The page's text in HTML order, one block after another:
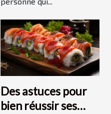
Des astuces pour
bien réussir ses